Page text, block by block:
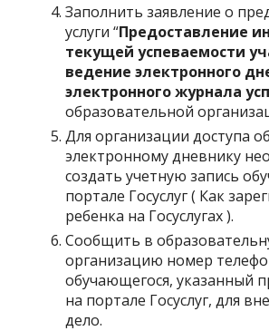
Заполнить заявление о
услуги “Предоставление
текущей успеваемости
ведение электронного
электронного журнала
образовательной
Для организации доступа
электронному дневнику
создать учетную запись
портале Госуслуг ( Как
ребенка на Госуслугах ).
Сообщить в
организацию номер
обучающегося, указанный
на портале Госуслуг, для
дело.